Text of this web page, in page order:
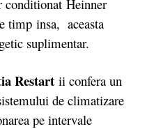
conditionat Heinner
timp insa, aceasta
suplimentar.
Restart ii confera un
de climatizare
pe intervale